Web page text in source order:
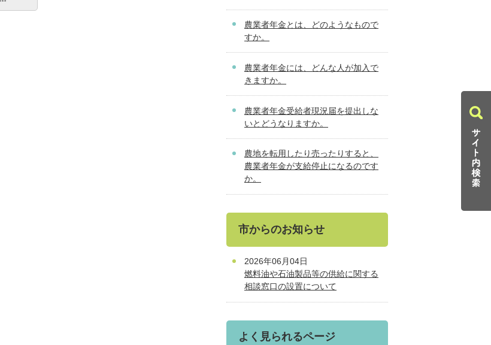
農業者年金とは、どのようなもので
すか。
農業者年金には、どんな人が加入で
きますか。
農業者年金受給者現況届を提出しな
いとどうなりますか。
農地を転用したり売ったりすると、
農業者年金が支給停止になるのです
か。
市からのお知らせ
2026年06月04日
燃料油や石油製品等の供給に関する
相談窓口の設置について
よく見られるページ